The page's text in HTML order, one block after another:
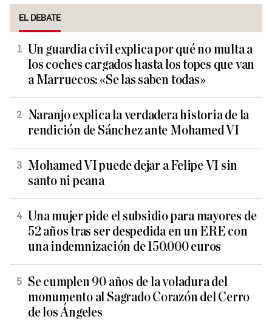
EL DEBATE
Un guardia civil explica por qué no multa a
los coches cargados hasta los topes que van
a Marruecos: «Se las saben todas»
Naranjo explica la verdadera historia de la
rendición de Sánchez ante Mohamed VI
Mohamed VI puede dejar a Felipe VI sin
santo ni peana
Una mujer pide el subsidio para mayores de
52 años tras ser despedida en un ERE con
una indemnización de 150.000 euros
Se cumplen 90 años de la voladura del
monumento al Sagrado Corazón del Cerro
de los Ángeles